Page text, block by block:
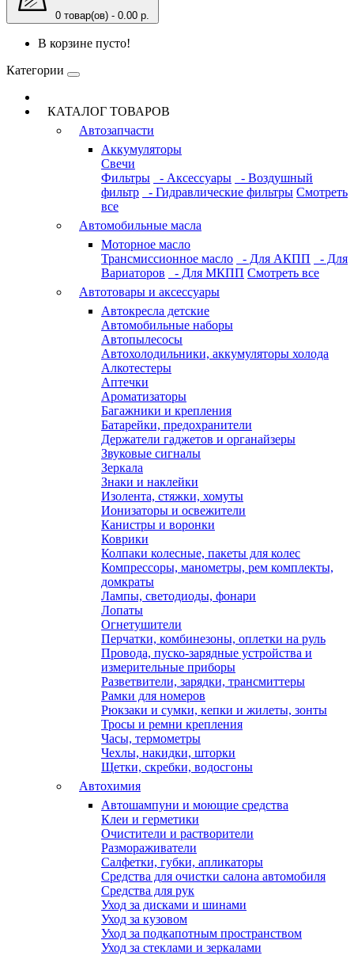
0 товар(ов) - 0.00 р.
В корзине пусто!
Категории
КАТАЛОГ ТОВАРОВ
Автозапчасти
Аккумуляторы
Свечи
Фильтры
- Аксессуары
- Воздушный
фильтр
- Гидравлические фильтры Смотреть
все
Автомобильные масла
Моторное масло
Трансмиссионное масло
- Для АКПП
- Для
Вариаторов
- Для МКПП Смотреть все
Автотовары и аксессуары
Автокресла детские
Автомобильные наборы
Автопылесосы
Автохолодильники, аккумуляторы холода
Алкотестеры
Аптечки
Ароматизаторы
Багажники и крепления
Батарейки, предохранители
Держатели гаджетов и органайзеры
Звуковые сигналы
Зеркала
Знаки и наклейки
Изолента, стяжки, хомуты
Ионизаторы и освежители
Канистры и воронки
Коврики
Колпаки колесные, пакеты для колес
Компрессоры, манометры, рем комплекты,
домкраты
Лампы, светодиоды, фонари
Лопаты
Огнетушители
Перчатки, комбинезоны, оплетки на руль
Провода, пуско-зарядные устройства и
измерительные приборы
Разветвители, зарядки, трансмиттеры
Рамки для номеров
Рюкзаки и сумки, кепки и жилеты, зонты
Тросы и ремни крепления
Часы, термометры
Чехлы, накидки, шторки
Щетки, скребки, водосгоны
Автохимия
Автошампуни и моющие средства
Клеи и герметики
Очистители и растворители
Размораживатели
Салфетки, губки, апликаторы
Средства для очистки салона автомобиля
Средства для рук
Уход за дисками и шинами
Уход за кузовом
Уход за подкапотным пространством
Уход за стеклами и зеркалами